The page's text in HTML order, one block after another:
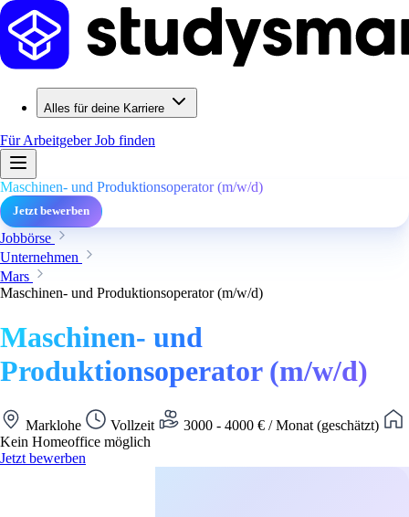
Alles für deine Karriere
Für ArbeitgeberJob finden
Maschinen- und Produktionsoperator (m/w/d)
Jetzt bewerben
Jobbörse
Unternehmen
Mars
Maschinen- und Produktionsoperator (m/w/d)
Maschinen- und
Produktionsoperator (m/w/d)
Marklohe Vollzeit
3000 - 4000 € / Monat (geschätzt)
Kein Homeoffice möglich
Jetzt bewerben